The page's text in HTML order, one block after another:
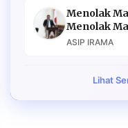
Menolak
Menolak
ASIP IRAMA
Lihat